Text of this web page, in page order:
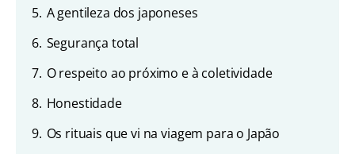
5. A gentileza dos japoneses
6. Segurança total
7. O respeito ao próximo e à coletividade
8. Honestidade
9. Os rituais que vi na viagem para o Japão